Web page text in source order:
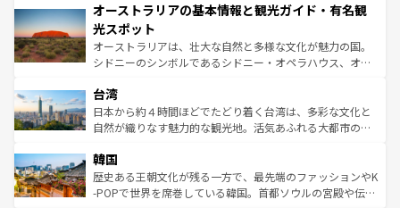
部のニューオーリンズでは、音楽と美食が融合した独特の
文化が魅力。旅行者はアメリカの各地域で異なる魅力を楽
しみながら、その多様性と豊かな歴史を感じることができ
るだろう。車でのロードトリップや列車の旅も、アメリカ
情報は
ワイ島は見逃せない。また、定番の観光地といえばオアフ
島だが、静かな自然を求めるならマウイ島やカウアイ島が
おすすめ。エメラルドグリーンに輝く海をはじめ、豊かな
文化や歴史が息づいている。「アロハスピリット」と呼ば
人々、おいしいローカルフードやハワイアンミュージッ
ク、伝統的なフラダンスなど、すべてがハワイの魅力を彩
っている。訪れるたびに新しい発見と感動が待っているハ
はコンテンツ一覧
オーストラリアの基本情報と観光ガイド・有名観
光スポット
オーストラリアは、壮大な自然と多様な文化が魅力の国。
シドニーのシンボルであるシドニー・オペラハウス、オー
リアリーフや大陸中央部にそびえるウルル（エアーズロッ
ク）、タスマニアの美しい原生林やケアンズの熱帯雨林な
ど、見どころがたくさん。また、カフェやワイン、オージ
いる。アクティビティも充実しており、サーフィンやダイ
ビング、ハイキングなど、アウトドア好きにはたまらな
い。オーストラリアの多彩な魅力を存分に味わいつくそ
台湾
日本から約４時間ほどでたどり着く台湾は、多彩な文化と
自然が織りなす魅力的な観光地。活気あふれる大都市の台
ン）、静ひつな山岳地帯である台湾東部など、都市の喧騒
と山間の静けさが共存しており、訪れる人に新しい発見と
驚きをもたらしてくれる。また、奥深い台湾の食文化も魅
韓国
歴史ある王朝文化が残る一方で、最先端のファッションやK
-POPで世界を席巻している韓国。首都ソウルの宮殿や伝統